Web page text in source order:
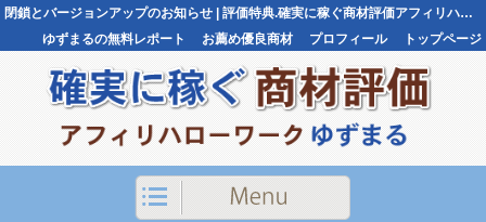
閉鎖とバージョンアップのお知らせ | 評価特典.確実に稼ぐ商材評価アフィリハローワークゆずまる評価特典.確実に稼ぐ商材評価アフィリハローワークゆずまる
トップページ
プロフィール
お薦め優良商材
ゆずまるの無料レポート